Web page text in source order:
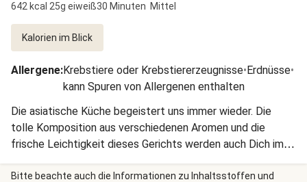
642 kcal 25g eiweiß30 Minuten Mittel
Kalorien im Blick
Allergene:Krebstiere oder Krebstiererzeugnisse•Erdnüsse•
kann Spuren von Allergenen enthalten
Die asiatische Küche begeistert uns immer wieder. Die
tolle Komposition aus verschiedenen Aromen und die
frische Leichtigkeit dieses Gerichts werden auch Dich im
Handumdrehen zum Fan machen.
Bitte beachte auch die Informationen zu Inhaltsstoffen und